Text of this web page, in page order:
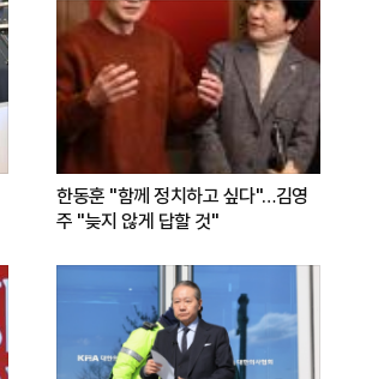
한동훈 "함께 정치하고 싶다"…김영
주 "늦지 않게 답할 것"